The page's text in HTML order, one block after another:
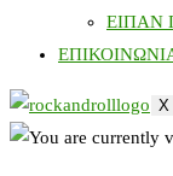
ΕΙΠΑΝ
X